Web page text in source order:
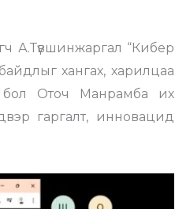
А.Түвшинжаргал “Кибер
хангах, харилцаа
бол Оточ Манрамба их
гаргалт, инновацид